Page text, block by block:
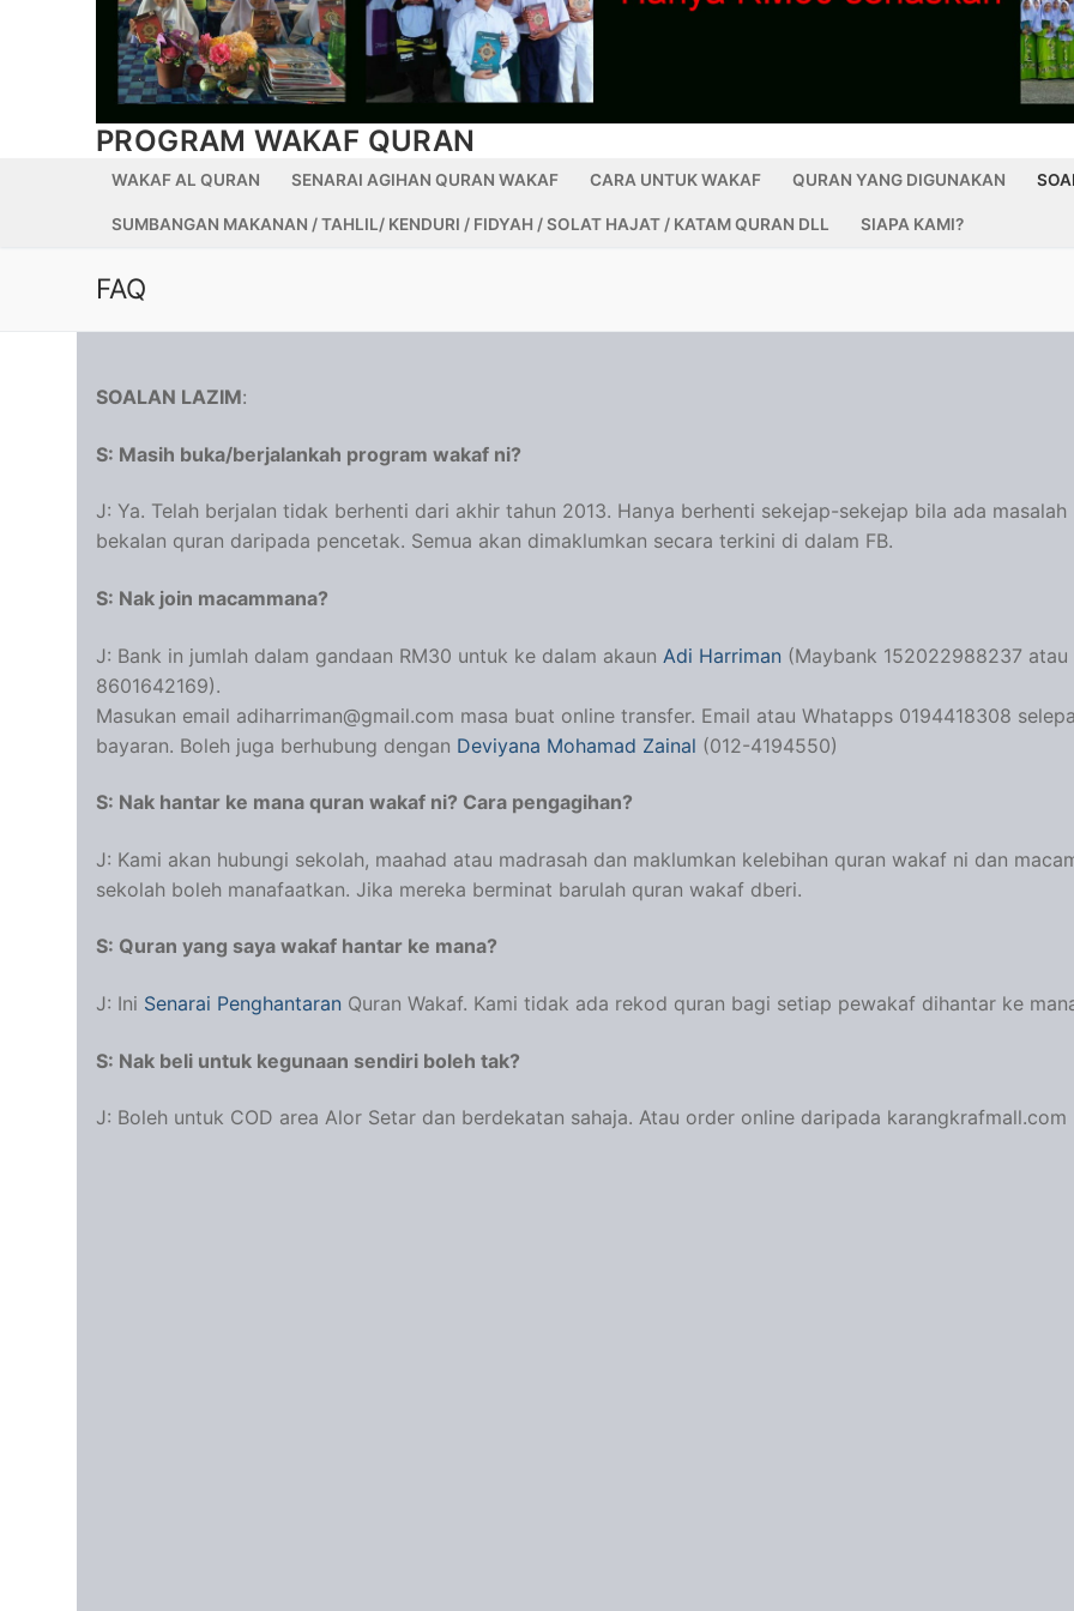
PROGRAM WAKAF QURAN
WAKAF AL QURAN SENARAI AGIHAN QURAN WAKAF CARA UNTUK WAKAF QURAN YANG DIGUNAKAN
SUMBANGAN MAKANAN / TAHLIL/ KENDURI / FIDYAH / SOLAT HAJAT / KATAM QURAN DLL SIAPA KAMI?
FAQ
SOALAN LAZIM:
S: Masih buka/berjalankah program wakaf ni?
J: Ya. Telah berjalan tidak berhenti dari akhir tahun 2013. Hanya berhenti sekejap-sekejap bila ada masalah
bekalan quran daripada pencetak. Semua akan dimaklumkan secara terkini di dalam FB.
S: Nak join macammana?
J: Bank in jumlah dalam gandaan RM30 untuk ke dalam akaun Adi Harriman (Maybank 152022988237 atau
8601642169).
Masukan email adiharriman@gmail.com masa buat online transfer. Email atau Whatapps 0194418308
bayaran. Boleh juga berhubung dengan Deviyana Mohamad Zainal (012-4194550)
S: Nak hantar ke mana quran wakaf ni? Cara pengagihan?
J: Kami akan hubungi sekolah, maahad atau madrasah dan maklumkan kelebihan quran wakaf ni dan
sekolah boleh manafaatkan. Jika mereka berminat barulah quran wakaf dberi.
S: Quran yang saya wakaf hantar ke mana?
J: Ini Senarai Penghantaran Quran Wakaf. Kami tidak ada rekod quran bagi setiap pewakaf dihantar ke
S: Nak beli untuk kegunaan sendiri boleh tak?
J: Boleh untuk COD area Alor Setar dan berdekatan sahaja. Atau order online daripada karangkrafmall.com